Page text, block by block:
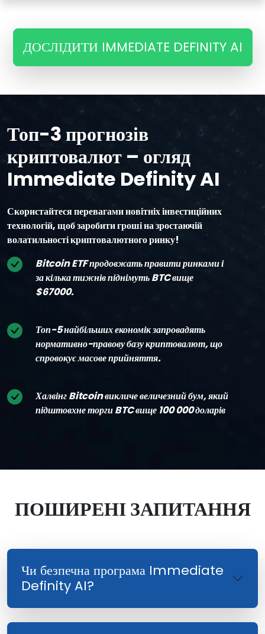
ДОСЛІДИТИ IMMEDIATE DEFINITY AI
Топ-3 прогнозів
криптовалют – огляд
Immediate Definity AI
Скористайтеся перевагами новітніх інвестиційних
технологій, щоб заробити гроші на зростаючій
волатильності криптовалютного ринку!
Bitcoin ETF продовжать правити ринками і
за кілька тижнів піднімуть BTC вище
$67000.
Топ-5 найбільших економік запровадять
нормативно-правову базу криптовалют, що
спровокує масове прийняття.
Халвінг Bitcoin викличе величезний бум, який
підштовхне торги BTC вище 100 000 доларів
ПОШИРЕНІ ЗАПИТАННЯ
Чи безпечна програма Immediate
Definity AI?